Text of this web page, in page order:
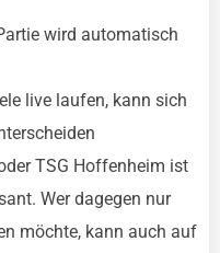
wird automatisch
live laufen, kann sich
TSG Hoffenheim ist
Wer dagegen nur
möchte, kann auch auf